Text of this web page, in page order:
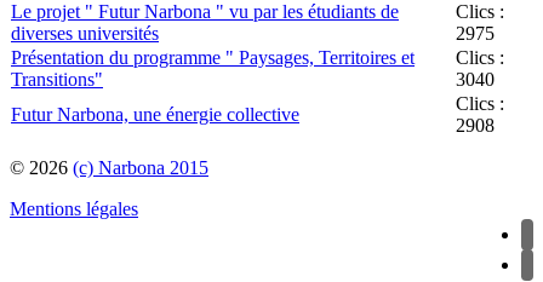
Le projet " Futur Narbona " vu par les étudiants de
diverses universités
Clics :
2975
Présentation du programme " Paysages, Territoires et
Transitions"
Clics :
3040
Futur Narbona, une énergie collective
Clics :
2908
© 2026 (c) Narbona 2015
Mentions légales